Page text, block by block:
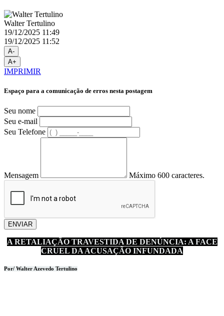
Walter Tertulino
19/12/2025 11:49
19/12/2025 11:52
A-
A+
IMPRIMIR
Espaço para a comunicação de erros nesta postagem
Seu nome
Seu e-mail
Seu Telefone
Mensagem Máximo 600 caracteres.
ENVIAR
A RETALIAÇÃO TRAVESTIDA DE DENÚNCIA: A FACE
CRUEL DA ACUSAÇÃO INFUNDADA
Por/ Walter Azevedo Tertulino